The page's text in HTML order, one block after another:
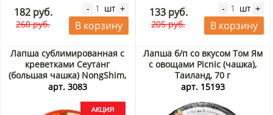
182 руб.
260 руб.
- шт +
В корзину
133 руб.
205 руб.
- шт +
В корзину
Лапша сублимированная с
креветками Сеутанг
(большая чашка) NongShim,
Корея 115 г Акция
арт. 3083
Лапша б/п со вкусом Том Ям
с овощами Picnic (чашка),
Таиланд, 70 г
арт. 15193